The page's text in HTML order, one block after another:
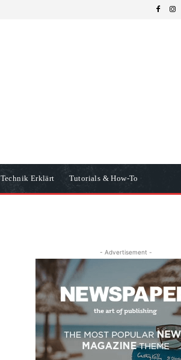
Technik Erklärt Tutorials & How-To
- Advertisement -